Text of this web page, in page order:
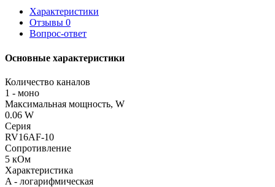
Характеристики
Отзывы 0
Вопрос-ответ
Основные характеристики
Количество каналов
1 - моно
Максимальная мощность, W
0.06 W
Серия
RV16AF-10
Сопротивление
5 кОм
Характеристика
A - логарифмическая